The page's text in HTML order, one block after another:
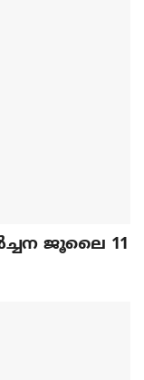
ജൂലൈ 11